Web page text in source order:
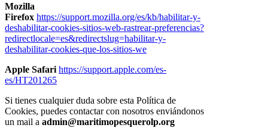
Mozilla
Firefox https://support.mozilla.org/es/kb/habilitar-y-
deshabilitar-cookies-sitios-web-rastrear-preferencias?
redirectlocale=es&redirectslug=habilitar-y-
deshabilitar-cookies-que-los-sitios-we
Apple Safari https://support.apple.com/es-
es/HT201265
Si tienes cualquier duda sobre esta Política de
Cookies, puedes contactar con nosotros enviándonos
un mail a admin@maritimopesquerolp.org